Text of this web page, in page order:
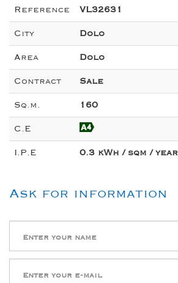
Reference VL32631
City Dolo
Area Dolo
Contract Sale
Sq.m. 160
C.E
I.P.E 0.3 kWh / sqm / year
Ask for information